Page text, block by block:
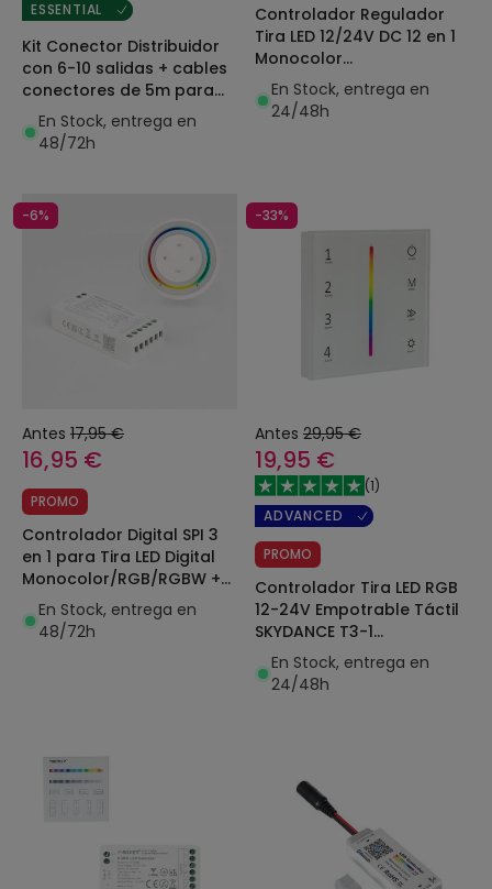
ESSENTIAL
Kit Conector Distribuidor
con 6-10 salidas + cables
conectores de 5m para
alimentación Tiras LED
12/24V
En Stock, entrega en
48/72h
Controlador Regulador
Tira LED 12/24V DC 12 en 1
Monocolor
/CCT/RGB/RGBW/RGB+CCT/
Digital SPI con Mando y
Bluetooth
En Stock, entrega en
24/48h
-6%
Antes 17,95 €
16,95 €
PROMO
Controlador Digital SPI 3
en 1 para Tira LED Digital
Monocolor/RGB/RGBW +
Mando RF Rainbow
MiBoxer
En Stock, entrega en
48/72h
-33%
Antes 29,95 €
19,95 €
(1)
ADVANCED
PROMO
Controlador Tira LED RGB
12-24V Empotrable Táctil
SKYDANCE T3-1
Compatible con Mando RF
En Stock, entrega en
24/48h